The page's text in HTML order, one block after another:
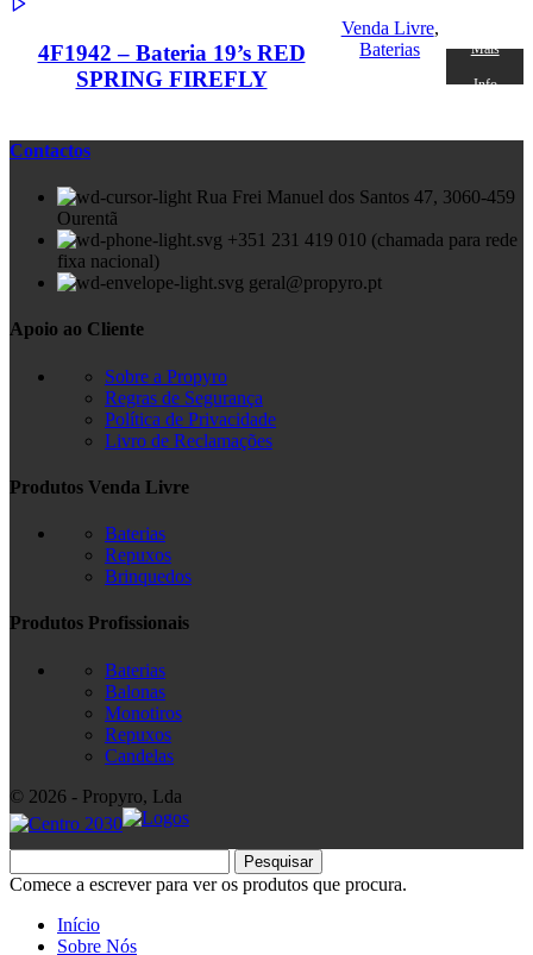
4F1942 – Bateria 19’s RED
SPRING FIREFLY
Venda Livre,
Baterias
Mais
Info
Contactos
Rua Frei Manuel dos Santos 47, 3060-459
Ourentã​
+351 231 419 010 (chamada para rede
fixa nacional)
geral@propyro.pt
Apoio ao Cliente
Sobre a Propyro
Regras de Segurança
Política de Privacidade
Livro de Reclamações
Produtos Venda Livre
Baterias
Repuxos
Brinquedos
Produtos Profissionais
Baterias
Balonas
Monotiros
Repuxos
Candelas
© 2026 - Propyro, Lda
Pesquisar
Comece a escrever para ver os produtos que procura.
Início
Sobre Nós